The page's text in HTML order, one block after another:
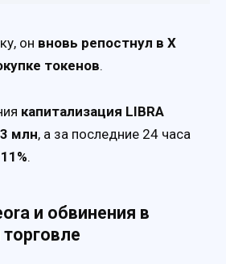
он вновь репостнул в X
токенов.
капитализация LIBRA
млн, а за последние 24 часа
11%.
и обвинения в